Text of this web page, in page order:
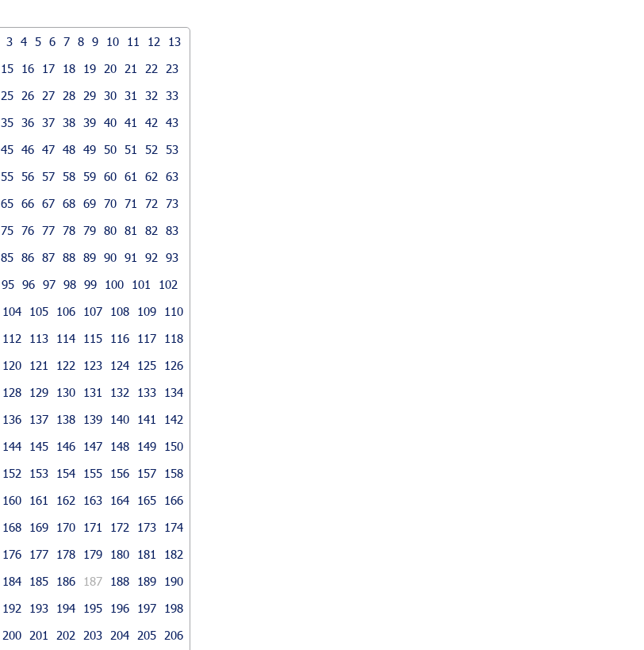
3 4 5 6 7 8 9 10 11 12
13
15 16 17 18 19 20 21 22
23
25 26 27 28 29 30 31 32
33
35 36 37 38 39 40 41 42
43
45 46 47 48 49 50 51 52
53
55 56 57 58 59 60 61 62
63
65 66 67 68 69 70 71 72
73
75 76 77 78 79 80 81 82
83
85 86 87 88 89 90 91 92
93
95 96 97 98 99 100 101
102
104 105 106 107 108 109
110
112 113 114 115 116 117
118
120 121 122 123 124 125
126
128 129 130 131 132 133
134
136 137 138 139 140 141
142
144 145 146 147 148 149
150
152 153 154 155 156 157
158
160 161 162 163 164 165
166
168 169 170 171 172 173
174
176 177 178 179 180 181
182
184 185 186 187 188 189
190
192 193 194 195 196 197
198
200 201 202 203 204 205 206